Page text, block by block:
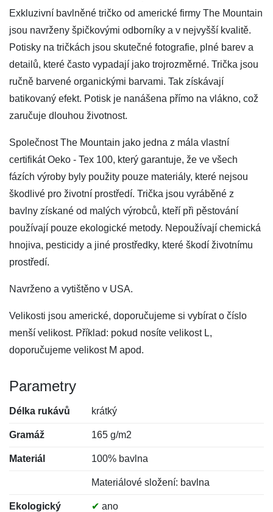
Exkluzivní bavlněné tričko od americké firmy The Mountain
jsou navrženy špičkovými odborníky a v nejvyšší kvalitě.
Potisky na tričkách jsou skutečné fotografie, plné barev a
detailů, které často vypadají jako trojrozměrné. Trička jsou
ručně barvené organickými barvami. Tak získávají
batikovaný efekt. Potisk je nanášena přímo na vlákno, což
zaručuje dlouhou životnost.
Společnost The Mountain jako jedna z mála vlastní
certifikát Oeko - Tex 100, který garantuje, že ve všech
fázích výroby byly použity pouze materiály, které nejsou
škodlivé pro životní prostředí. Trička jsou vyráběné z
bavlny získané od malých výrobců, kteří při pěstování
používají pouze ekologické metody. Nepoužívají chemická
hnojiva, pesticidy a jiné prostředky, které škodí životnímu
prostředí.
Navrženo a vytištěno v USA.
Velikosti jsou americké, doporučujeme si vybírat o číslo
menší velikost. Příklad: pokud nosíte velikost L,
doporučujeme velikost M apod.
Parametry
Délka rukávů krátký
Gramáž 165 g/m2
Materiál 100% bavlna
Materiálové složení: bavlna
Ekologický
✔ ano